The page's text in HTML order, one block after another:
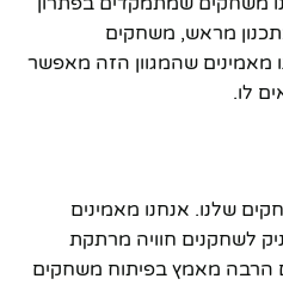
מראש, משחקים
מאמינים שהמגוון הזה מאפשר
לו.
שלנו. אנחנו מאמינים
לשחקנים חוויה מרתקת
הרבה מאמץ בפיתוח משחקים